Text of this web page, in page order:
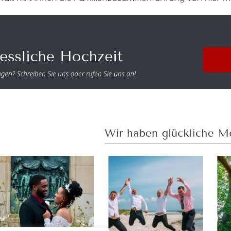
Hochzeit
Schreiben Sie uns oder rufen Sie uns an!
Wir haben glückliche